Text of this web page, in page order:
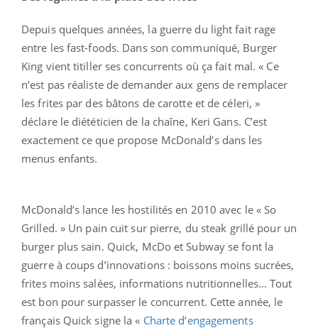
Depuis quelques années, la guerre du light fait rage
entre les fast-foods. Dans son communiqué, Burger
King vient titiller ses concurrents où ça fait mal. « Ce
n’est pas réaliste de demander aux gens de remplacer
les frites par des bâtons de carotte et de céleri, »
déclare le diététicien de la chaîne, Keri Gans. C’est
exactement ce que propose McDonald’s dans les
menus enfants.
McDonald’s lance les hostilités en 2010 avec le « So
Grilled. » Un pain cuit sur pierre, du steak grillé pour un
burger plus sain. Quick, McDo et Subway se font la
guerre à coups d’innovations : boissons moins sucrées,
frites moins salées, informations nutritionnelles… Tout
est bon pour surpasser le concurrent. Cette année, le
français Quick signe la « Charte d’engagements